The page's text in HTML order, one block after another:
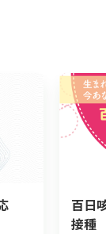
百日
接種